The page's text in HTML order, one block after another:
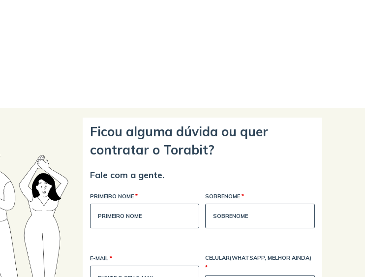
Ficou alguma dúvida ou quer
contratar o Torabit?
Fale com a gente.
PRIMEIRO NOME * SOBRENOME*
E-MAIL *
CELULAR(WHATSAPP, MELHOR AINDA)
*